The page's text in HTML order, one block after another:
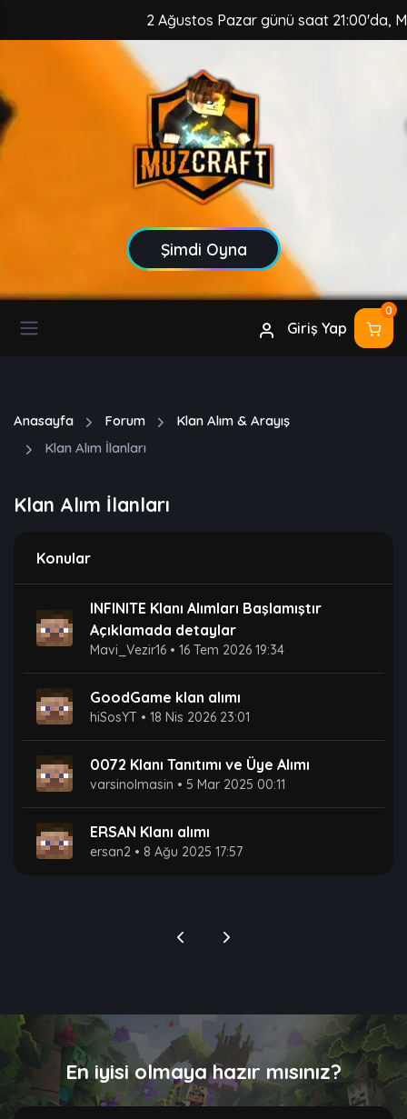
2 Ağustos Pazar günü saat 21:00'da,
Şimdi Oyna
Giriş Yap
0
Anasayfa Forum
Klan Alım & Arayış
Klan Alım İlanları
Klan Alım İlanları
Konular
INFINITE Klanı Alımları Başlamıştır
Açıklamada detaylar
Mavi_Vezir16 • 16 Tem 2026 19:34
GoodGame klan alımı
hiSosYT • 18 Nis 2026 23:01
0072 Klanı Tanıtımı ve Üye Alımı
varsinolmasin • 5 Mar 2025 00:11
ERSAN Klanı alımı
ersan2 • 8 Ağu 2025 17:57
En iyisi olmaya hazır mısınız?